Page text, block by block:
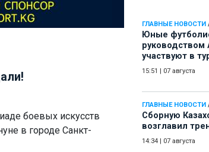
ГЛАВНЫЕ НОВОСТИ
Юные
руководством
участвуют в
15:51 07 августа
ГЛАВНЫЕ НОВОСТИ
Сборную
возглавил
14:34 07 августа
боевых искусств
в городе Санкт-